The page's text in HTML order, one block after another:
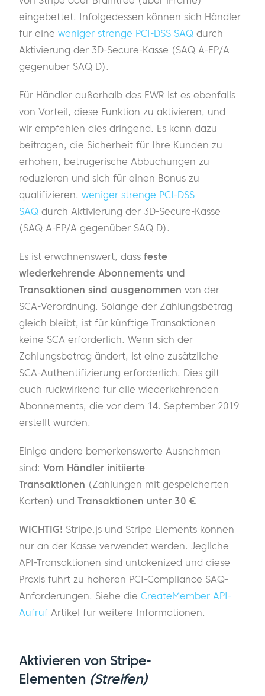
eingebettet. Infolgedessen können sich Händler
für eine weniger strenge PCI-DSS SAQ durch
Aktivierung der 3D-Secure-Kasse (SAQ A-EP/A
gegenüber SAQ D).
Für Händler außerhalb des EWR ist es ebenfalls
von Vorteil, diese Funktion zu aktivieren, und
wir empfehlen dies dringend. Es kann dazu
beitragen, die Sicherheit für Ihre Kunden zu
erhöhen, betrügerische Abbuchungen zu
reduzieren und sich für einen Bonus zu
qualifizieren. weniger strenge PCI-DSS
SAQ durch Aktivierung der 3D-Secure-Kasse
(SAQ A-EP/A gegenüber SAQ D).
Es ist erwähnenswert, dass feste
wiederkehrende Abonnements und
Transaktionen sind ausgenommen von der
SCA-Verordnung. Solange der Zahlungsbetrag
gleich bleibt, ist für künftige Transaktionen
keine SCA erforderlich. Wenn sich der
Zahlungsbetrag ändert, ist eine zusätzliche
SCA-Authentifizierung erforderlich. Dies gilt
auch rückwirkend für alle wiederkehrenden
Abonnements, die vor dem 14. September 2019
erstellt wurden.
Einige andere bemerkenswerte Ausnahmen
sind: Vom Händler initiierte
Transaktionen (Zahlungen mit gespeicherten
Karten) und Transaktionen unter 30 €
WICHTIG! Stripe.js und Stripe Elements können
nur an der Kasse verwendet werden. Jegliche
API-Transaktionen sind untokenized und diese
Praxis führt zu höheren PCI-Compliance SAQ-
Anforderungen. Siehe die CreateMember API-
Aufruf Artikel für weitere Informationen.
Aktivieren von Stripe-
Elementen(Streifen)